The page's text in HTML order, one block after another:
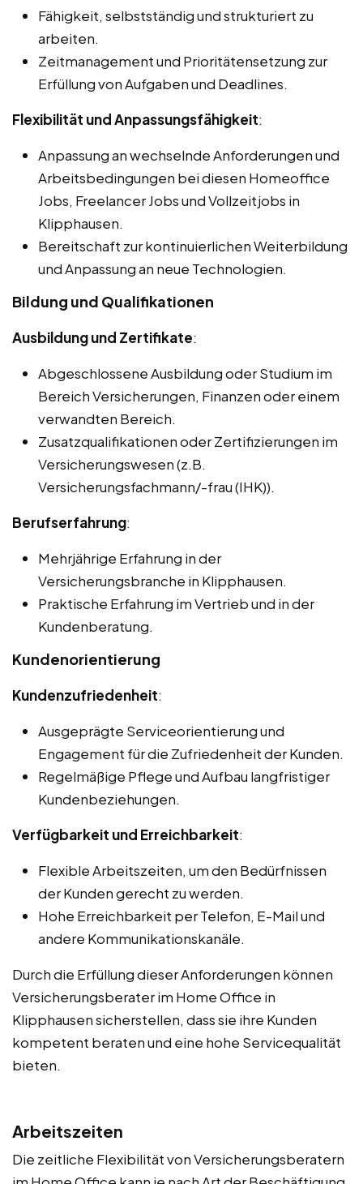
Fähigkeit, selbstständig und strukturiert zu
arbeiten.
Zeitmanagement und Prioritätensetzung zur
Erfüllung von Aufgaben und Deadlines.
Flexibilität und Anpassungsfähigkeit:
Anpassung an wechselnde Anforderungen und
Arbeitsbedingungen bei diesen Homeoffice
Jobs, Freelancer Jobs und Vollzeitjobs in
Klipphausen.
Bereitschaft zur kontinuierlichen Weiterbildung
und Anpassung an neue Technologien.
Bildung und Qualifikationen
Ausbildung und Zertifikate:
Abgeschlossene Ausbildung oder Studium im
Bereich Versicherungen, Finanzen oder einem
verwandten Bereich.
Zusatzqualifikationen oder Zertifizierungen im
Versicherungswesen (z.B.
Versicherungsfachmann/-frau (IHK)).
Berufserfahrung:
Mehrjährige Erfahrung in der
Versicherungsbranche in Klipphausen.
Praktische Erfahrung im Vertrieb und in der
Kundenberatung.
Kundenorientierung
Kundenzufriedenheit:
Ausgeprägte Serviceorientierung und
Engagement für die Zufriedenheit der Kunden.
Regelmäßige Pflege und Aufbau langfristiger
Kundenbeziehungen.
Verfügbarkeit und Erreichbarkeit:
Flexible Arbeitszeiten, um den Bedürfnissen
der Kunden gerecht zu werden.
Hohe Erreichbarkeit per Telefon, E-Mail und
andere Kommunikationskanäle.
Durch die Erfüllung dieser Anforderungen können
Versicherungsberater im Home Office in
Klipphausen sicherstellen, dass sie ihre Kunden
kompetent beraten und eine hohe Servicequalität
bieten.
Arbeitszeiten
Die zeitliche Flexibilität von Versicherungsberatern